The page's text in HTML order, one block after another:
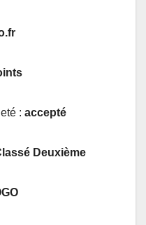
: accepté
Deuxième